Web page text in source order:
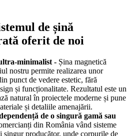
de șină
oferit de noi
minimalist - Șina magnetică
nostru permite realizarea unor
punct de vedere estetic, fără
și funcționalitate. Rezultatul este un
natural în proiectele moderne și pune
și detaliile amenajării.
de o singură gamă sau
din România vând sisteme
producător, unde corpurile de